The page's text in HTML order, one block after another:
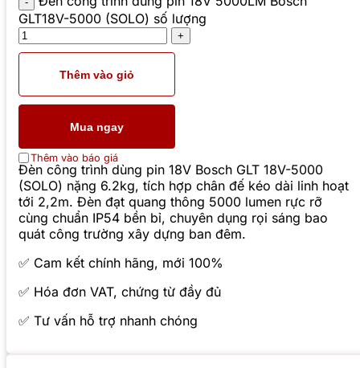
GLT18V-5000 (SOLO) số lượng
Thêm vào giỏ
Mua ngay
Thêm vào báo giá
Đèn công trình dùng pin 18V Bosch GLT 18V-5000
(SOLO) nặng 6.2kg, tích hợp chân đế kéo dài linh hoạt
tới 2,2m. Đèn đạt quang thông 5000 lumen rực rỡ
cùng chuẩn IP54 bền bỉ, chuyên dụng rọi sáng bao
quát công trường xây dựng ban đêm.
✅ Cam kết chính hãng, mới 100%
✅ Hóa đơn VAT, chứng từ đầy đủ
✅ Tư vấn hỗ trợ nhanh chóng